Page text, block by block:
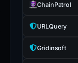
ChainPatrol
URLQuery
Gridinsoft